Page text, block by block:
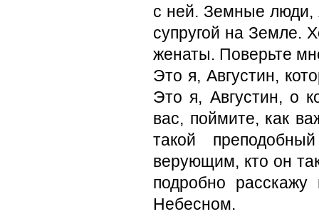
с ней. Земные люди,
супругой на Земле.
женаты. Поверьте
Это я, Августин,
Это я, Августин, о
вас, поймите, как
такой
верующим, кто он
подробно
Небесном.